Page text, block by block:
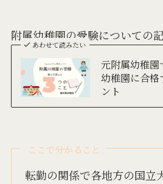
附属幼稚園の受験についての
あわせて読みたい
元附属幼稚
幼稚園に合格
ント
ここで分かること
転勤の関係で各地方の国立